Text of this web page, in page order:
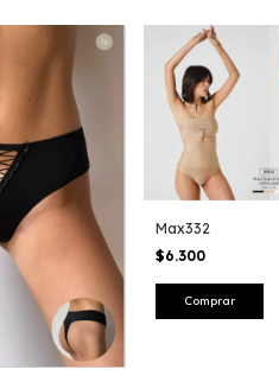
Max332
$6.300
Comprar